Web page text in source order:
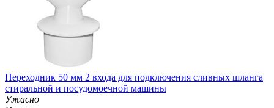
Переходник 50 мм 2 входа для подключения сливных шланга
стиральной и посудомоечной машины
Ужасно